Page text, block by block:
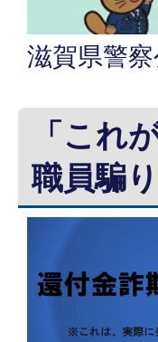
滋賀県警
「これ
職員騙り